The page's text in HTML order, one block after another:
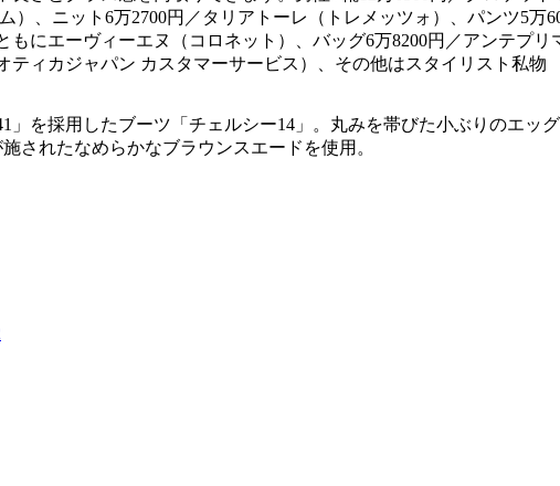
）、ニット6万2700円／タリアトーレ（トレメッツォ）、パンツ5
もにエーヴィーエヌ（コロネット）、バッグ6万8200円／アンテプ
ティカジャパン カスタマーサービス）、その他はスタイリスト私物
」を採用したブーツ「チェルシー14」。丸みを帯びた小ぶりのエ
されたなめらかなブラウンスエードを使用。